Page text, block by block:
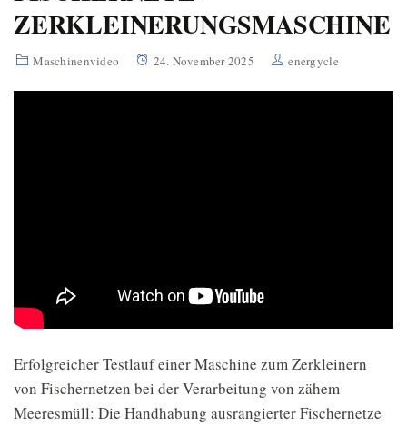
ZERKLEINERUNGSMASCHINE
Maschinenvideo 24. November 2025 energycle
Erfolgreicher Testlauf einer Maschine zum Zerkleinern
von Fischernetzen bei der Verarbeitung von zähem
Meeresmüll: Die Handhabung ausrangierter Fischernetze